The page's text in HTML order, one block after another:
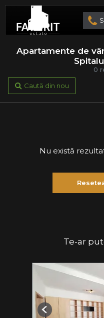
0
Apartamente de
Caută din nou
Nu există
Te-ar
Previous